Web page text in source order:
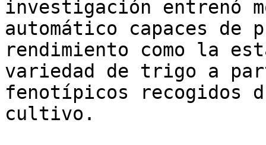
investigación entrenó
automático capaces
rendimiento como la
variedad de trigo a
fenotípicos recogidos
cultivo.